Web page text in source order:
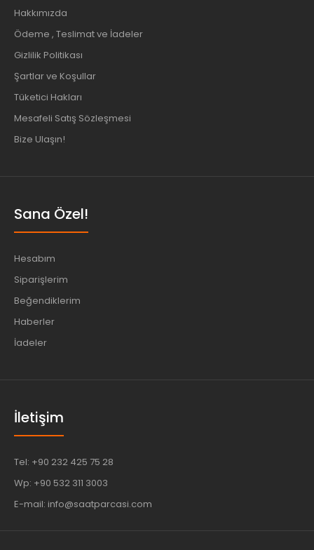
Hakkımızda
Ödeme , Teslimat ve İadeler
Gizlilik Politikası
Şartlar ve Koşullar
Tüketici Hakları
Mesafeli Satış Sözleşmesi
Bize Ulaşın!
Sana Özel!
Hesabım
Siparişlerim
Beğendiklerim
Haberler
İadeler
İletişim
Tel: +90 232 425 75 28
Wp: +90 532 311 3003
E-mail: info@saatparcasi.com